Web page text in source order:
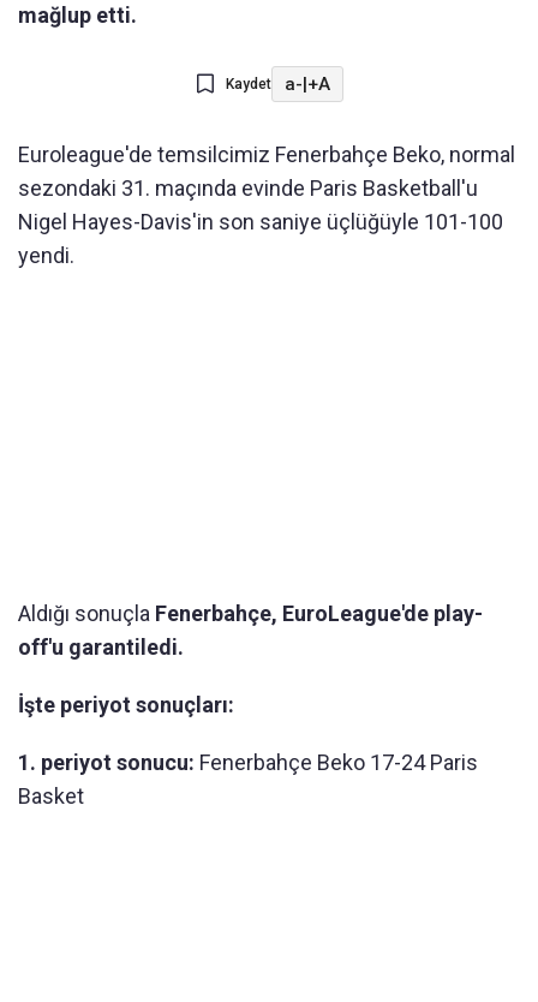
mağlup etti.
Kaydet a-|+A
Euroleague'de temsilcimiz Fenerbahçe Beko, normal
sezondaki 31. maçında evinde Paris Basketball'u
Nigel Hayes-Davis'in son saniye üçlüğüyle 101-100
yendi.
Aldığı sonuçla Fenerbahçe, EuroLeague'de play-
off'u garantiledi.
İşte periyot sonuçları:
1. periyot sonucu: Fenerbahçe Beko 17-24 Paris
Basket